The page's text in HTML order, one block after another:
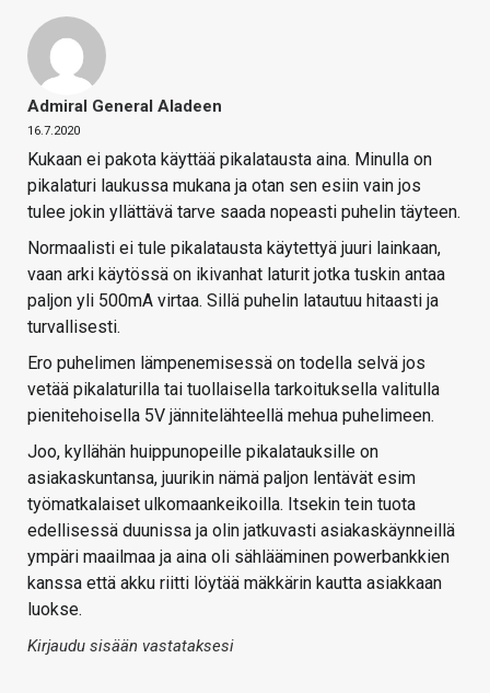
Admiral General Aladeen
16.7.2020
Kukaan ei pakota käyttää pikalatausta aina. Minulla on
pikalaturi laukussa mukana ja otan sen esiin vain jos
tulee jokin yllättävä tarve saada nopeasti puhelin täyteen.
Normaalisti ei tule pikalatausta käytettyä juuri lainkaan,
vaan arki käytössä on ikivanhat laturit jotka tuskin antaa
paljon yli 500mA virtaa. Sillä puhelin latautuu hitaasti ja
turvallisesti.
Ero puhelimen lämpenemisessä on todella selvä jos
vetää pikalaturilla tai tuollaisella tarkoituksella valitulla
pienitehoisella 5V jännitelähteellä mehua puhelimeen.
Joo, kyllähän huippunopeille pikalatauksille on
asiakaskuntansa, juurikin nämä paljon lentävät esim
työmatkalaiset ulkomaankeikoilla. Itsekin tein tuota
edellisessä duunissa ja olin jatkuvasti asiakaskäynneillä
ympäri maailmaa ja aina oli sählääminen powerbankkien
kanssa että akku riitti löytää mäkkärin kautta asiakkaan
luokse.
Kirjaudu sisään vastataksesi